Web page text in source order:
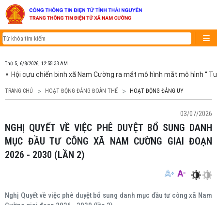
Thứ 5, 6/8/2026, 12:55:33 AM
Hội cựu chiến binh xã Nam Cường ra mắt mô hình mắt mô hình “
TRANG CHỦ HOẠT ĐỘNG ĐẢNG ĐOÀN THỂ HOẠT ĐỘNG ĐẢNG UY
03/07/2026
NGHỊ QUYẾT VỀ VIỆC PHÊ DUYỆT BỔ SUNG DANH
MỤC ĐẦU TƯ CÔNG XÃ NAM CƯỜNG GIAI ĐOẠN
2026 - 2030 (LẦN 2)
Nghị Quyết về việc phê duyệt bổ sung danh mục đầu tư công xã Nam